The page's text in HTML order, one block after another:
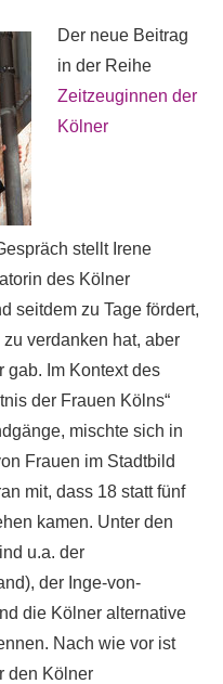
Der neue Beitrag
in der Reihe
Zeitzeuginnen der
Kölner
stellt Irene
des Kölner
seitdem zu Tage fördert,
verdanken hat, aber
gab. Im Kontext des
der Frauen Kölns“
mischte sich in
Frauen im Stadtbild
mit, dass 18 statt fünf
kamen. Unter den
u.a. der
der Inge-von-
die Kölner alternative
Nach wie vor ist
den Kölner